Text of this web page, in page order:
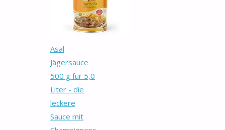
Asal
Jägersauce
500 g für 5,0
Liter - die
leckere
Sauce mit